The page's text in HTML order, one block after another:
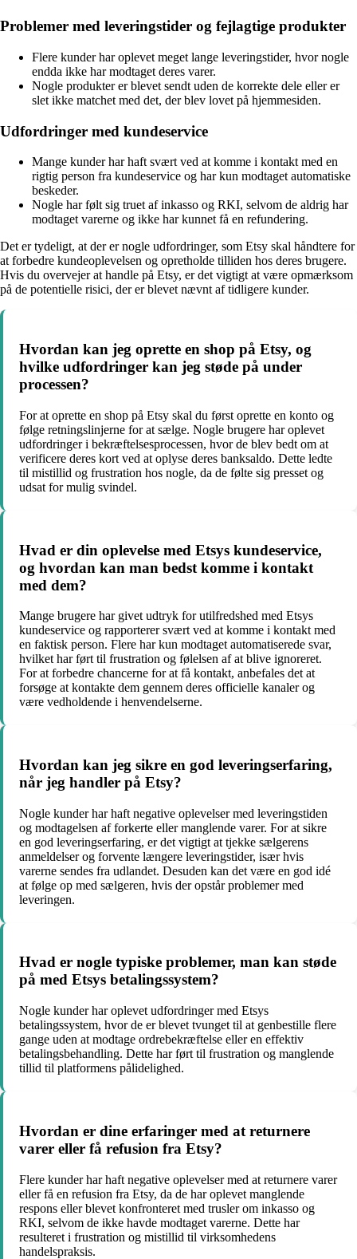
Problemer med leveringstider og fejlagtige produkter
Flere kunder har oplevet meget lange leveringstider, hvor nogle
endda ikke har modtaget deres varer.
Nogle produkter er blevet sendt uden de korrekte dele eller er
slet ikke matchet med det, der blev lovet på hjemmesiden.
Udfordringer med kundeservice
Mange kunder har haft svært ved at komme i kontakt med en
rigtig person fra kundeservice og har kun modtaget automatiske
beskeder.
Nogle har følt sig truet af inkasso og RKI, selvom de aldrig har
modtaget varerne og ikke har kunnet få en refundering.
Det er tydeligt, at der er nogle udfordringer, som Etsy skal håndtere for
at forbedre kundeoplevelsen og opretholde tilliden hos deres brugere.
Hvis du overvejer at handle på Etsy, er det vigtigt at være opmærksom
på de potentielle risici, der er blevet nævnt af tidligere kunder.
Hvordan kan jeg oprette en shop på Etsy, og
hvilke udfordringer kan jeg støde på under
processen?
For at oprette en shop på Etsy skal du først oprette en konto og
følge retningslinjerne for at sælge. Nogle brugere har oplevet
udfordringer i bekræftelsesprocessen, hvor de blev bedt om at
verificere deres kort ved at oplyse deres banksaldo. Dette ledte
til mistillid og frustration hos nogle, da de følte sig presset og
udsat for mulig svindel.
Hvad er din oplevelse med Etsys kundeservice,
og hvordan kan man bedst komme i kontakt
med dem?
Mange brugere har givet udtryk for utilfredshed med Etsys
kundeservice og rapporterer svært ved at komme i kontakt med
en faktisk person. Flere har kun modtaget automatiserede svar,
hvilket har ført til frustration og følelsen af at blive ignoreret.
For at forbedre chancerne for at få kontakt, anbefales det at
forsøge at kontakte dem gennem deres officielle kanaler og
være vedholdende i henvendelserne.
Hvordan kan jeg sikre en god leveringserfaring,
når jeg handler på Etsy?
Nogle kunder har haft negative oplevelser med leveringstiden
og modtagelsen af forkerte eller manglende varer. For at sikre
en god leveringserfaring, er det vigtigt at tjekke sælgerens
anmeldelser og forvente længere leveringstider, især hvis
varerne sendes fra udlandet. Desuden kan det være en god idé
at følge op med sælgeren, hvis der opstår problemer med
leveringen.
Hvad er nogle typiske problemer, man kan støde
på med Etsys betalingssystem?
Nogle kunder har oplevet udfordringer med Etsys
betalingssystem, hvor de er blevet tvunget til at genbestille flere
gange uden at modtage ordrebekræftelse eller en effektiv
betalingsbehandling. Dette har ført til frustration og manglende
tillid til platformens pålidelighed.
Hvordan er dine erfaringer med at returnere
varer eller få refusion fra Etsy?
Flere kunder har haft negative oplevelser med at returnere varer
eller få en refusion fra Etsy, da de har oplevet manglende
respons eller blevet konfronteret med trusler om inkasso og
RKI, selvom de ikke havde modtaget varerne. Dette har
resulteret i frustration og mistillid til virksomhedens
handelspraksis.